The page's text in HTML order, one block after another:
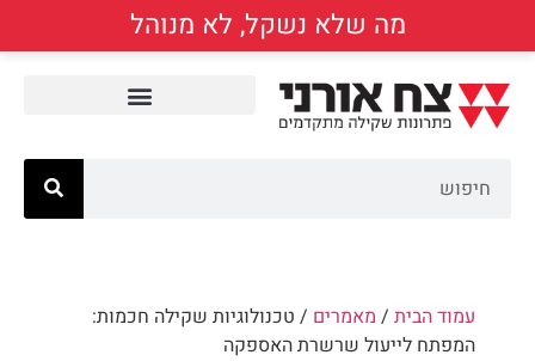
מה שלא נשקל, לא מנוהל
עמוד הבית / מאמרים / טכנולוגיות שקילה חכמות:
המפתח לייעול שרשרת האספקה